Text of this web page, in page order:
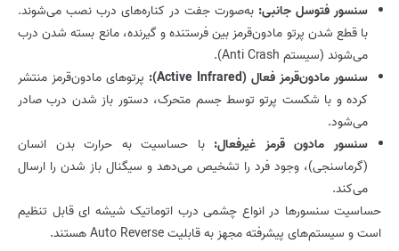
سنسور فتوسل جانبی: به‌صورت جفت در کناره‌های درب نصب می‌شوند.
با قطع شدن پرتو مادون‌قرمز بین فرستنده و گیرنده، مانع بسته شدن درب
می‌شوند (سیستم Anti Crash).
سنسور مادون‌قرمز فعال (Active Infrared
): پرتوهای مادون‌قرمز منتشر
کرده و با شکست پرتو توسط جسم متحرک، دستور باز شدن درب صادر
می‌شود.
سنسور مادون قرمز غیرفعال: با حساسیت به حرارت بدن انسان
(گرماسنجی)، وجود فرد را تشخیص می‌دهد و سیگنال باز شدن را ارسال
می‌کند.
حساسیت سنسورها در انواع چشمی درب اتوماتیک شیشه ای قابل تنظیم
است و سیستم‌های پیشرفته مجهز به قابلیت Auto Reverse هستند.